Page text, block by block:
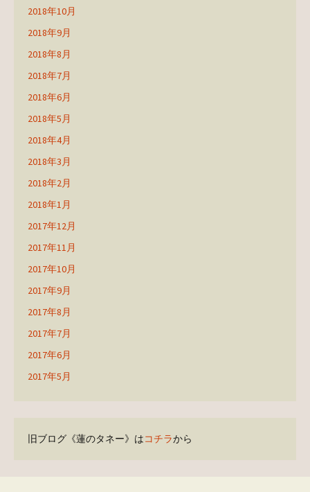
2018年10月
2018年9月
2018年8月
2018年7月
2018年6月
2018年5月
2018年4月
2018年3月
2018年2月
2018年1月
2017年12月
2017年11月
2017年10月
2017年9月
2017年8月
2017年7月
2017年6月
2017年5月
旧ブログ《蓮のタネー》はコチラから